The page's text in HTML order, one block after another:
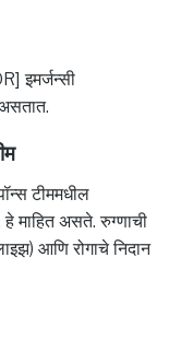
इमर्जन्सी
टीममधील
माहित असते. रुग्णाची
आणि रोगाचे निदान